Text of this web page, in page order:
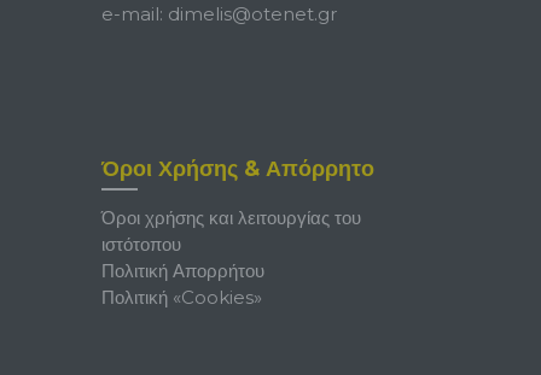
e-mail: dimelis@otenet.gr
Όροι Χρήσης & Απόρρητο
Όροι χρήσης και λειτουργίας του
ιστότοπου
Πολιτική Απορρήτου
Πολιτική «Cookies»